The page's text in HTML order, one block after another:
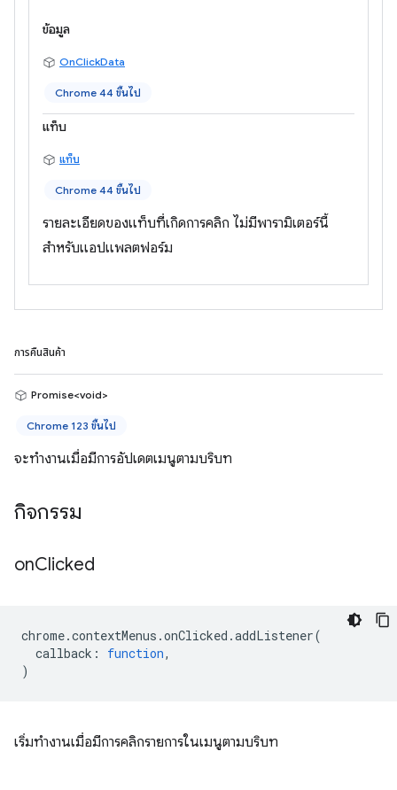
ข้อมูล
OnClickData
Chrome 44 ขึ้นไป
แท็บ
แท็บ
Chrome 44 ขึ้นไป
รายละเอียดของแท็บที่เกิดการคลิก ไม่มีพารามิเตอร์นี้
สำหรับแอปแพลตฟอร์ม
การคืนสินค้า
Promise<void>
Chrome 123 ขึ้นไป
จะทำงานเมื่อมีการอัปเดตเมนูตามบริบท
กิจกรรม
onClicked
chrome.contextMenus .onClicked .addListener(
callback : function,
)
เริ่มทำงานเมื่อมีการคลิกรายการในเมนูตามบริบท